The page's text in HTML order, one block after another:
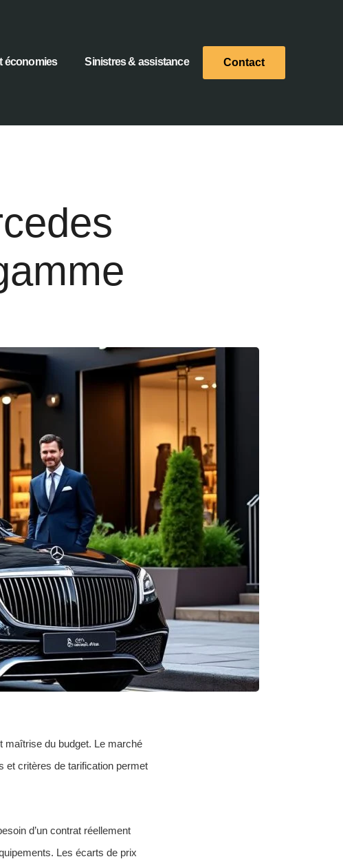
économies Sinistres & assistance Contact
maîtrise du budget. Le marché
et critères de tarification permet
d’un contrat réellement
Les écarts de prix